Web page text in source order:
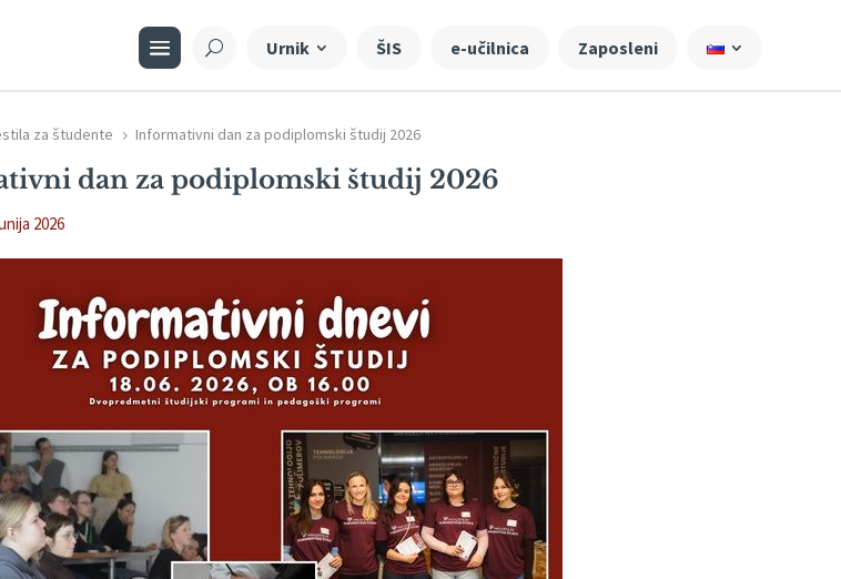
Urnik ŠIS e-učilnica Zaposleni
za študente 5 Informativni dan za podiplomski študij 2026
dan za podiplomski študij 2026
2026